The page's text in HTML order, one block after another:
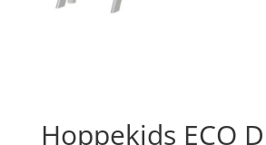
Hoppekids ECO